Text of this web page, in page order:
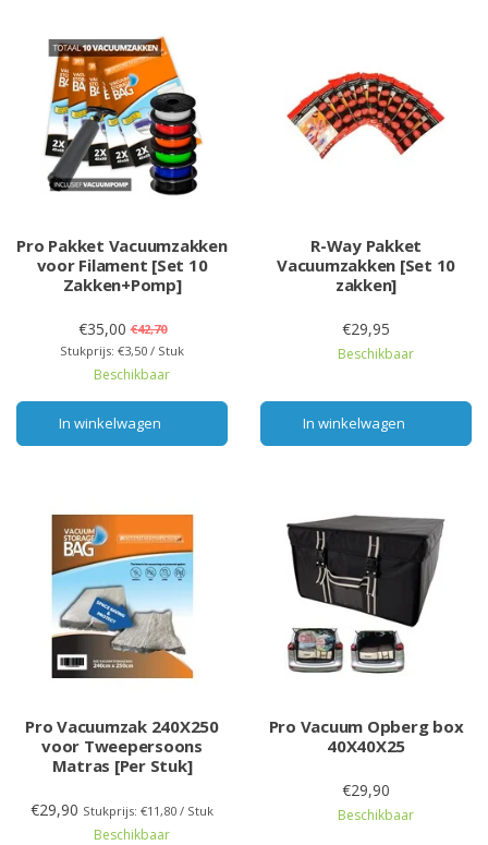
Pro Pakket Vacuumzakken
voor Filament [Set 10
Zakken+Pomp]
€35,00 €42,70
Stukprijs: €3,50 / Stuk
Beschikbaar
In winkelwagen
R-Way Pakket
Vacuumzakken [Set 10
zakken]
€29,95
Beschikbaar
In winkelwagen
Pro Vacuumzak 240X250
voor Tweepersoons
Matras [Per Stuk]
€29,90 Stukprijs: €11,80 / Stuk
Beschikbaar
Pro Vacuum Opberg box
40X40X25
€29,90
Beschikbaar